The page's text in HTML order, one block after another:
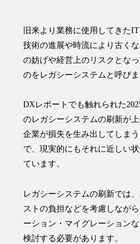
旧来より業務に使用してきたIT
技術の進展や時流により古く
の妨げや経営上のリスクとな
のをレガシーシステムと呼びま
DXレポートでも触れられた
のレガシーシステムの刷新が
企業が損失を生み出してしま
で、現実的にもそれに近しい
ています。
レガシーシステムの刷新では
ストの負担などを考慮しながら
ーション ・ マイグレーション
検討する必要があります。